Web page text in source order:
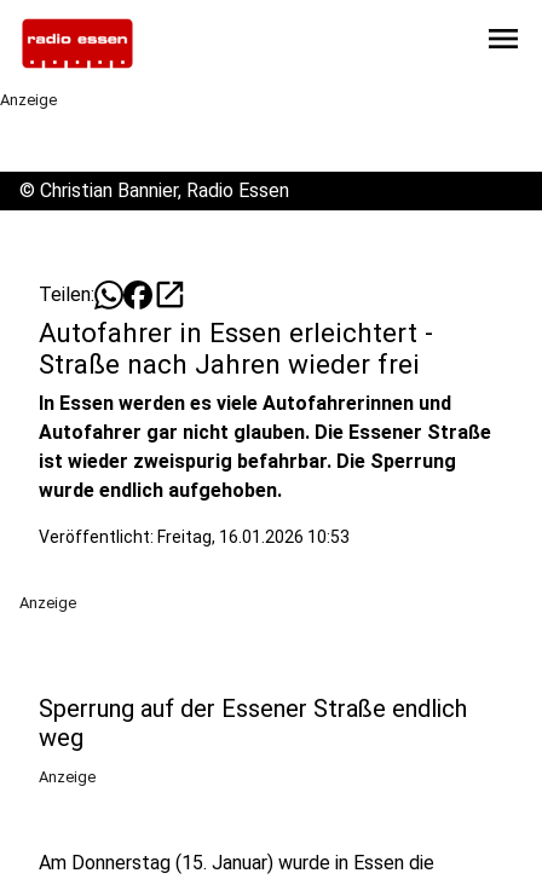
menu
Anzeige
© Christian Bannier, Radio Essen
Teilen: open_in_new
Autofahrer in Essen erleichtert -
Straße nach Jahren wieder frei
In Essen werden es viele Autofahrerinnen und
Autofahrer gar nicht glauben. Die Essener Straße
ist wieder zweispurig befahrbar. Die Sperrung
wurde endlich aufgehoben.
Veröffentlicht: Freitag, 16.01.2026 10:53
Anzeige
Sperrung auf der Essener Straße endlich
weg
Anzeige
Am Donnerstag (15. Januar) wurde in Essen die